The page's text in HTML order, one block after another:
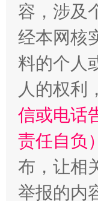
招工难
容，涉及
经本网核
料的个人
人的权利
信或电话
责任自负）
布，让相
举报的内